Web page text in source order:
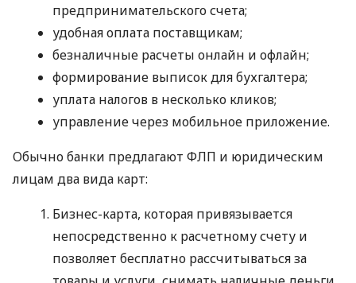
предпринимательского счета;
удобная оплата поставщикам;
безналичные расчеты онлайн и офлайн;
формирование выписок для бухгалтера;
уплата налогов в несколько кликов;
управление через мобильное приложение.
Обычно банки предлагают ФЛП и юридическим
лицам два вида карт:
Бизнес-карта, которая привязывается
непосредственно к расчетному счету и
позволяет бесплатно рассчитываться за